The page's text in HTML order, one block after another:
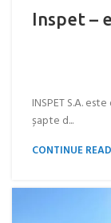
Inspet –
INSPET S.A.
șapte d...
CONTINUE